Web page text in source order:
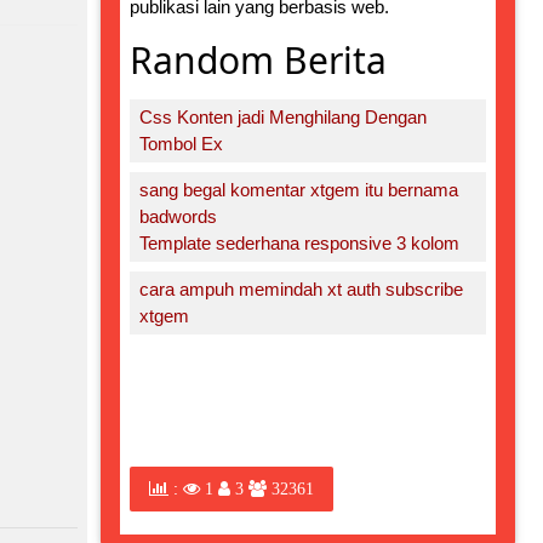
publikasi lain yang berbasis web.
Random Berita
Css Konten jadi Menghilang Dengan
Tombol Ex
sang begal komentar xtgem itu bernama
badwords
Template sederhana responsive 3 kolom
cara ampuh memindah xt auth subscribe
xtgem
: 1 3 32361